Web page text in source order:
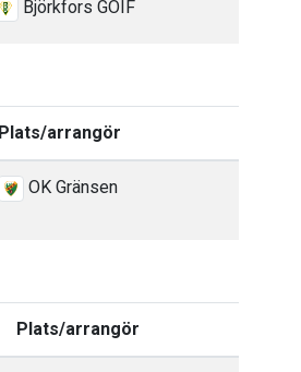
Björkfors GOIF
Plats/arrangör
OK Gränsen
Plats/arrangör